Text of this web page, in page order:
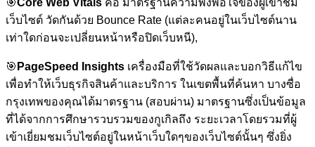
เว็บไซต์ วัดกันด้วย Bounce Rate (แต่ละคนอยู่ในเว็บไซต์นาน
เท่าใดก่อนจะเปลี่ยนหน้าหรือปิดเว็บหนี),
🎯 PageSpeed Insights เครื่องมือที่ใช้วัดผลและบอกวิธีแก้ไข
เพื่อทำให้เว็บธุรกิจสินค้าและบริการ ในเขตพื้นที่ค้นหา บางซื่อ
กรุงเทพของคุณได้มาตรฐาน (สอบผ่าน) มาตรฐานซึ่งเป็นข้อมูล
ที่ได้จากการศึกษารวบรวมของกูเกิลถึง ระยะเวลาโดยรวมที่ผู้
เข้าเยี่ยมชมเว็บไซต์อยู่ในหน้าเว็บใดๆของเว็บไซต์นั้นๆ ซึ่งยิ่ง